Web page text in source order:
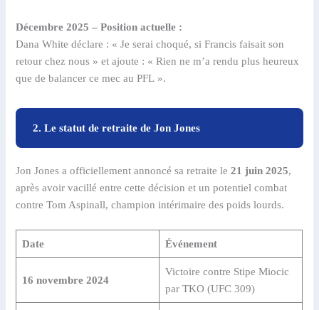
Décembre 2025 – Position actuelle :
Dana White déclare : « Je serai choqué, si Francis faisait son
retour chez nous » et ajoute : « Rien ne m’a rendu plus heureux
que de balancer ce mec au PFL ».
2. Le statut de retraite de Jon Jones
Jon Jones a officiellement annoncé sa retraite le21 juin 2025,
après avoir vacillé entre cette décision et un potentiel combat
contre Tom Aspinall, champion intérimaire des poids lourds.
Date Événement
16 novembre 2024
Victoire contre Stipe Miocic
par TKO (UFC 309)